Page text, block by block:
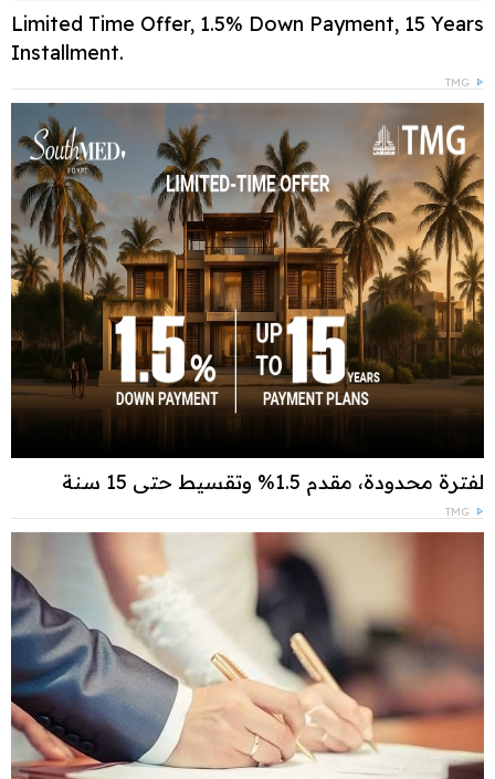
Limited Time Offer, 1.5% Down Payment, 15 Years
Installment.
TMG
لفترة محدودة، مقدم 1.5% وتقسيط حتى 15 سنة
TMG